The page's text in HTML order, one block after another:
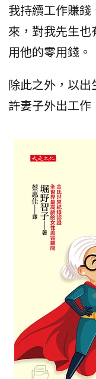
我持續工作賺
來，對我先生也
用他的零用錢。
除此之外，以
許妻子外出工作